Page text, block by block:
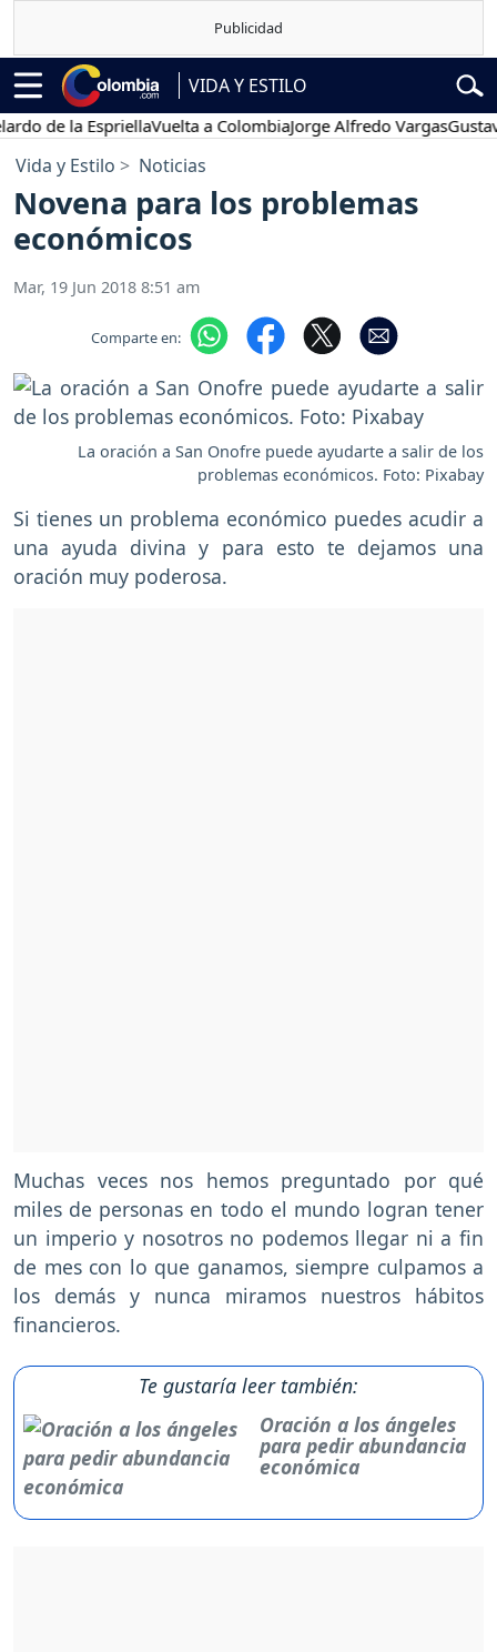
VIDA Y ESTILO
la EspriellaVuelta a ColombiaJorge Alfredo VargasGustavo
Vida y Estilo Noticias
Novena para los problemas
económicos
Mar, 19 Jun 2018 8:51 am
Comparte en:
La oración a San Onofre puede ayudarte a salir de los
problemas económicos. Foto: Pixabay
Si tienes un problema económico puedes acudir a
una ayuda divina y para esto te dejamos una
oración muy poderosa.
Muchas veces nos hemos preguntado por qué
miles de personas en todo el mundo logran tener
un imperio y nosotros no podemos llegar ni a fin
de mes con lo que ganamos, siempre culpamos a
los demás y nunca miramos nuestros hábitos
financieros.
Te gustaría leer también:
Oración a los ángeles
para pedir abundancia
económica